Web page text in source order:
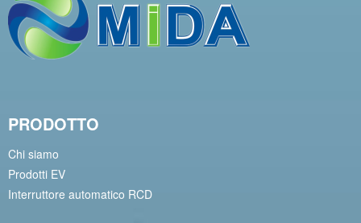
PRODOTTO
Chi siamo
Prodotti EV
Interruttore automatico RCD